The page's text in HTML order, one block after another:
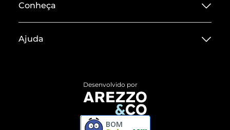
Conheça
Termos de Uso
ZZ MALL é confiável
Ajuda
Devolução do Produto
Compre pelo WhatsApp
Desenvolvido por
BOM